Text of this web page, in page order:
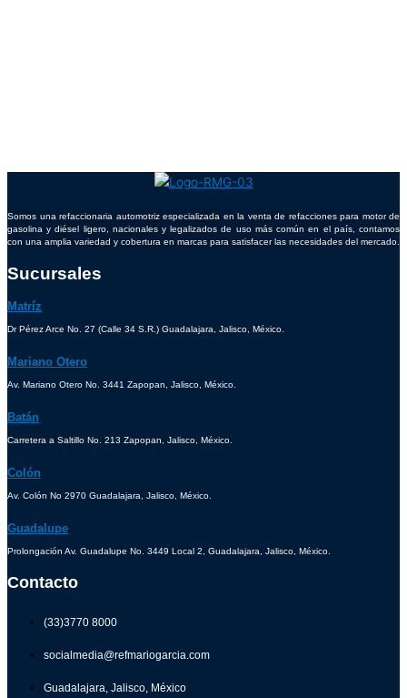
Somos una refaccionaria automotriz especializada en la venta de refacciones para motor de
gasolina y diésel ligero, nacionales y legalizados de uso más común en el país, contamos
con una amplia variedad y cobertura en marcas para satisfacer las necesidades del mercado.
Sucursales
Matríz
Dr Pérez Arce No. 27 (Calle 34 S.R.) Guadalajara, Jalisco, México.
Mariano Otero
Av. Mariano Otero No. 3441 Zapopan, Jalisco, México.
Batán
Carretera a Saltillo No. 213 Zapopan, Jalisco, México.
Colón
Av. Colón No 2970 Guadalajara, Jalisco, México.
Guadalupe
Prolongación Av. Guadalupe No. 3449 Local 2, Guadalajara, Jalisco, México.
Contacto
(33)3770 8000
socialmedia@refmariogarcia.com
Guadalajara, Jalisco, México